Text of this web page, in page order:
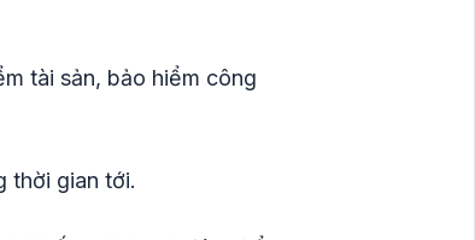
tài sản, bảo hiểm công
thời gian tới.